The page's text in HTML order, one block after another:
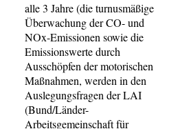
alle 3 Jahre (die turnusmäßige
Überwachung der CO- und
NOx-Emissionen sowie die
Emissionswerte durch
Ausschöpfen der motorischen
Maßnahmen, werden in den
Auslegungsfragen der LAI
(Bund/Länder-
Arbeitsgemeinschaft für